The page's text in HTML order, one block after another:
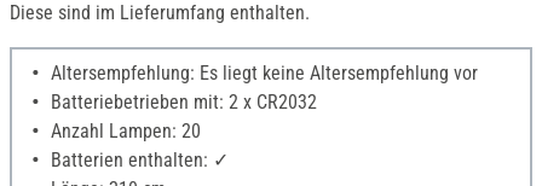
Diese sind im Lieferumfang enthalten.
Altersempfehlung: Es liegt keine Altersempfehlung vor
Batteriebetrieben mit: 2 x CR2032
Anzahl Lampen: 20
Batterien enthalten: ✓